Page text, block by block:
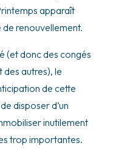
apparaît
renouvellement.
(et donc des congés
des autres), le
de cette
disposer d’un
inutilement
trop importantes.